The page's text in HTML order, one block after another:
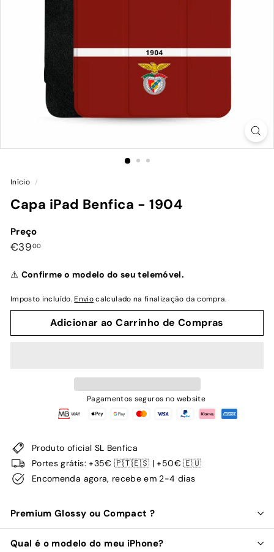
Início /
Capa iPad Benfica - 1904
Preço
Preço
€3900€39,00
⚠️ Confirme o modelo do seu telemóvel.
Imposto incluído.Enviocalculado na finalização da compra.
Adicionar ao Carrinho de Compras
Pagamentos seguros no website
Produto oficial SL Benfica
Portes grátis: +35€ 🇵🇹🇪🇸 | +50€ 🇪🇺
Encomenda agora, recebe em 2-4 dias
Premium Glossy ou Compact ?
Qual é o modelo do meu iPhone?